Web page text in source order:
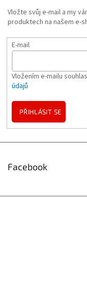
Vložte svůj e-mail a my
produktech na našem e-
E-mail
Vložením e-mailu
údajů
PŘIHLÁSIT SE
Facebook